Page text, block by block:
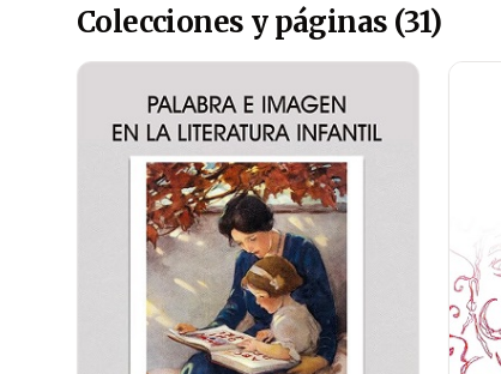
Colecciones y páginas (31)